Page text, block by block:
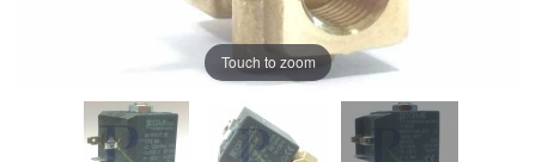
Touch to zoom